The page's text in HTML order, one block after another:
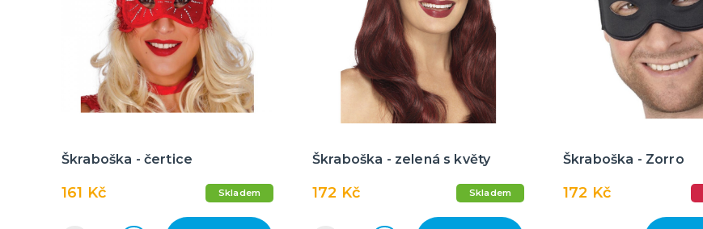
Škraboška - čertice
161 Kč Skladem
Škraboška - zelená s květy
172 Kč Skladem
Škraboška - Zorro
172 Kč